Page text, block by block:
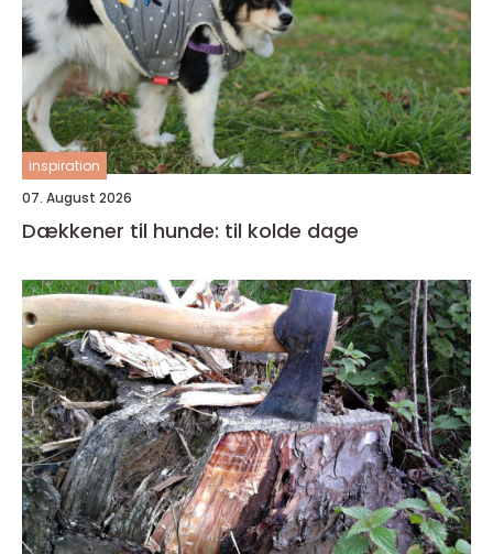
inspiration
07. August 2026
Dækkener til hunde: til kolde dage